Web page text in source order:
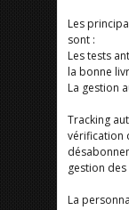
Les
sont :
Les tests
la bonne
La gestion
Tracking
vérification
gestion
La